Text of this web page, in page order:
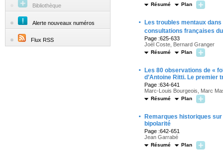
Bibliothèque
Alerte nouveaux numéros
Flux RSS
Résumé Plan
·
Les troubles mentaux
consultations françaises
Page :625-633
Joël Coste, Bernard Granger
Résumé Plan
·
Les 80 observations de «
d’Antoine Ritti. Le premier
Page :634-641
Marc-Louis Bourgeois, Marc
Résumé Plan
·
Remarques historiques
bipolarité
Page :642-651
Jean Garrabé
Résumé Plan